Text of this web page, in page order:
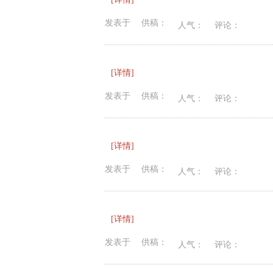
发表于 供稿： 人气： 评论：
[详情]
发表于 供稿： 人气： 评论：
[详情]
发表于 供稿： 人气： 评论：
[详情]
发表于 供稿： 人气： 评论：